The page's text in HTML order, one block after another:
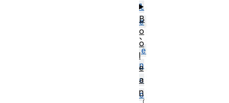
l
e
、
e
n
c
o
B
o
o
l
e
a
n